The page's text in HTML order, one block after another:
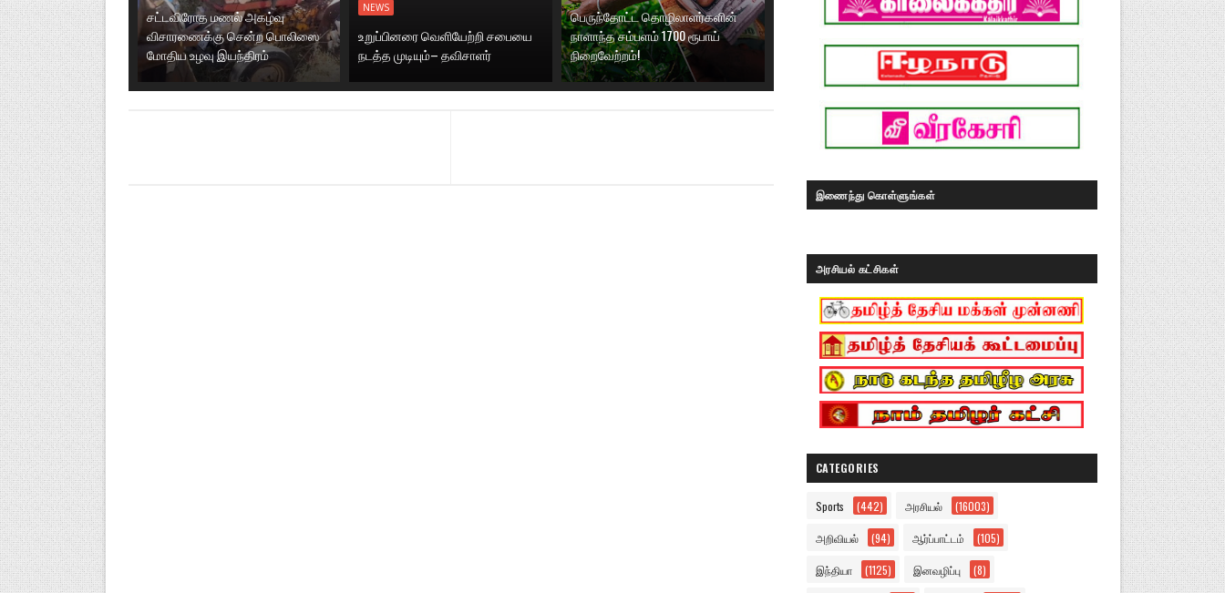
சட்டவிரோத மணல் அகழ்வு
விசாரணைக்கு சென்ற பொலிஸை
மோதிய உழவு இயந்திரம்
NEWS
உறுப்பினரை வெளியேற்றி சபையை
நடத்த முடியும்– தவிசாளர்
பெருந்தோட்ட தொழிலாளர்களின்
நாளாந்த சம்பளம் 1700 ரூபாய்
நிறைவேற்றம்!
இணைந்து கொள்ளுங்கள்
அரசியல் கட்சிகள்
CATEGORIES
Sports (442) அரசியல் (16003)
அறிவியல் (94) ஆர்ப்பாட்டம் (105)
இந்தியா (1125) இனவழிப்பு (8)